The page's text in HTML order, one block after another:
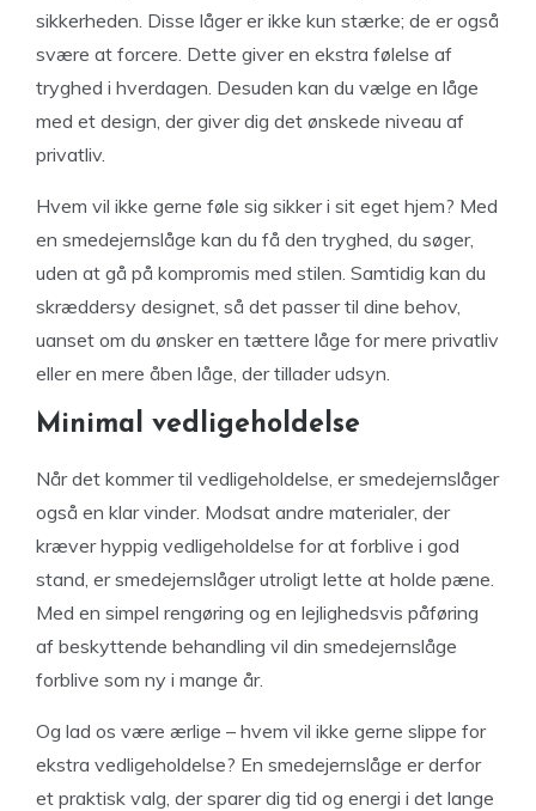
sikkerheden. Disse låger er ikke kun stærke; de er også
svære at forcere. Dette giver en ekstra følelse af
tryghed i hverdagen. Desuden kan du vælge en låge
med et design, der giver dig det ønskede niveau af
privatliv.
Hvem vil ikke gerne føle sig sikker i sit eget hjem? Med
en smedejernslåge kan du få den tryghed, du søger,
uden at gå på kompromis med stilen. Samtidig kan du
skræddersy designet, så det passer til dine behov,
uanset om du ønsker en tættere låge for mere privatliv
eller en mere åben låge, der tillader udsyn.
Minimal vedligeholdelse
Når det kommer til vedligeholdelse, er smedejernslåger
også en klar vinder. Modsat andre materialer, der
kræver hyppig vedligeholdelse for at forblive i god
stand, er smedejernslåger utroligt lette at holde pæne.
Med en simpel rengøring og en lejlighedsvis påføring
af beskyttende behandling vil din smedejernslåge
forblive som ny i mange år.
Og lad os være ærlige – hvem vil ikke gerne slippe for
ekstra vedligeholdelse? En smedejernslåge er derfor
et praktisk valg, der sparer dig tid og energi i det lange